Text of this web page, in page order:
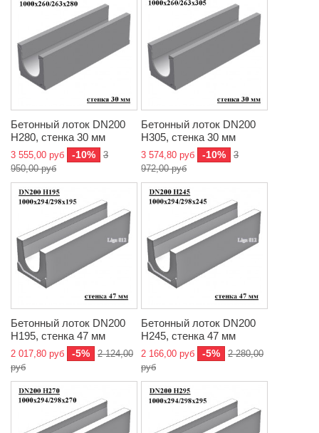
Бетонный лоток DN200
H280, стенка 30 мм
3 555,00 руб -10%
3
950,00 руб
Бетонный лоток DN200
H305, стенка 30 мм
3 574,80 руб -10%
3
972,00 руб
Бетонный лоток DN200
H195, стенка 47 мм
2 017,80 руб -5%
2 124,00
руб
Бетонный лоток DN200
H245, стенка 47 мм
2 166,00 руб -5%
2 280,00
руб